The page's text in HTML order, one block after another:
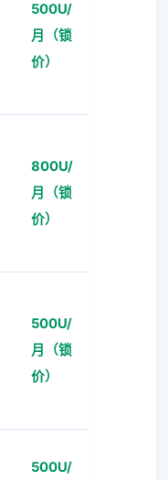
500U/
月（锁
价）
800U/
月（锁
价）
500U/
月（锁
价）
500U/